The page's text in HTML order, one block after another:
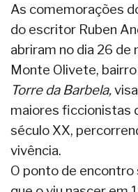
As comemorações
do escritor Ruben
abriram no dia 26 de
Monte Olivete,
Torre da Barbela,
maiores ficcionistas
século XX,
vivência.
O ponto de encontro